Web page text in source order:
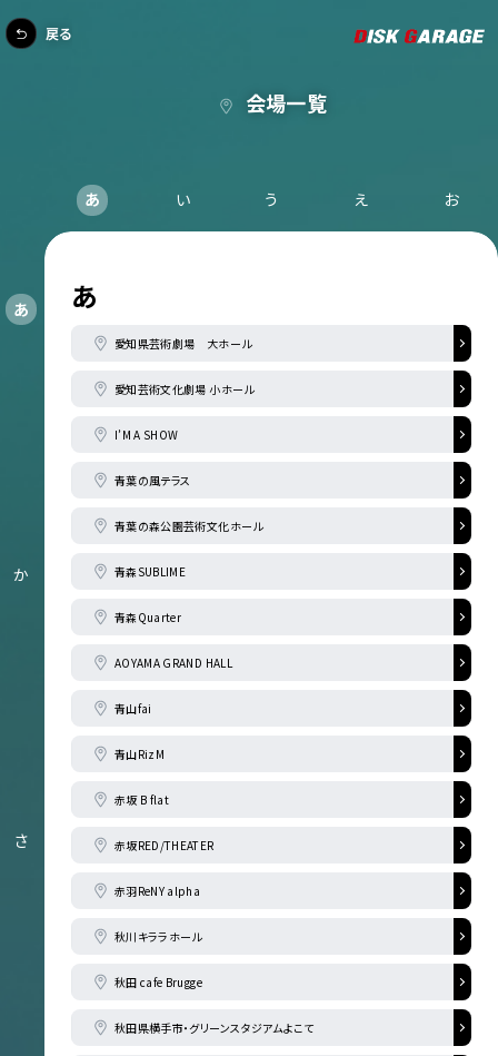
あ
か
さ
会場一覧
あ い う え お
あ
愛知県芸術劇場 大ホール
愛知芸術文化劇場 小ホール
I’M A SHOW
青葉の風テラス
青葉の森公園芸術文化ホール
青森SUBLIME
青森Quarter
AOYAMA GRAND HALL
青山fai
青山RizM
赤坂 B flat
赤坂RED/THEATER
赤羽ReNY alpha
秋川キララホール
秋田 cafe Brugge
秋田県横手市・グリーンスタジアムよこて
戻る